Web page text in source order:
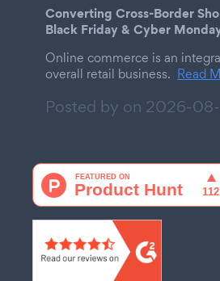
Converting Cross-Border
Black Friday & Cyber
Online commerce is an
overall retail business. Read
Posted by on 2026-